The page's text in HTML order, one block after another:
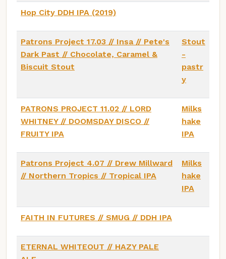
Hop City DDH IPA (2019)
Patrons Project 17.03 // Insa // Pete's
Dark Past // Chocolate, Caramel &
Biscuit Stout
Stout
-
pastr
y
PATRONS PROJECT 11.02 // LORD
WHITNEY // DOOMSDAY DISCO //
FRUITY IPA
Milks
hake
IPA
Patrons Project 4.07 // Drew Millward
// Northern Tropics // Tropical IPA
Milks
hake
IPA
FAITH IN FUTURES // SMUG // DDH IPA
ETERNAL WHITEOUT // HAZY PALE